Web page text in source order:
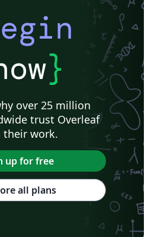
}
over 25 million
trust Overleaf
their work.
up for free
all plans